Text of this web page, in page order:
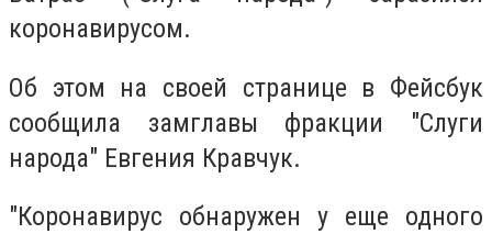
коронавирусом.
Об этом на своей странице в Фейсбук
сообщила замглавы фракции "Слуги
народа" Евгения Кравчук.
"Коронавирус обнаружен у еще одного